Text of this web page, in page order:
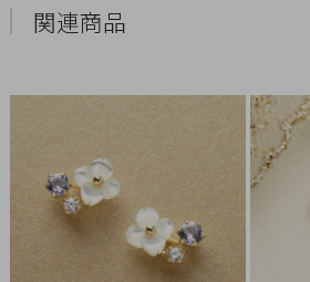
関連商品
社